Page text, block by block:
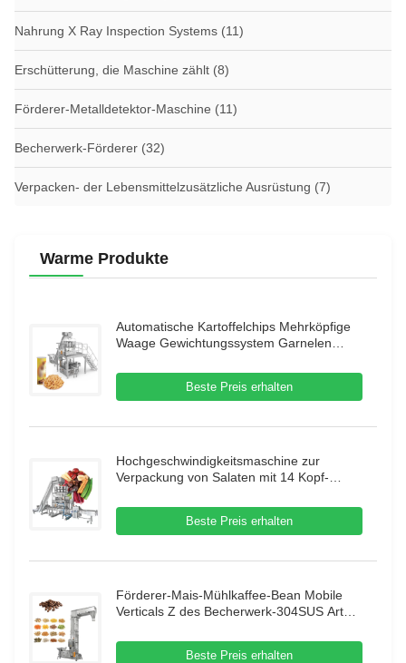
Nahrung X Ray Inspection Systems (11)
Erschütterung, die Maschine zählt (8)
Förderer-Metalldetektor-Maschine (11)
Becherwerk-Förderer (32)
Verpacken- der Lebensmittelzusätzliche Ausrüstung (7)
Warme Produkte
Automatische Kartoffelchips Mehrköpfige
Waage Gewichtungssystem Garnelen
Food Granule Verpackungsmaschine
Beste Preis erhalten
Hochgeschwindigkeitsmaschine zur
Verpackung von Salaten mit 14 Kopf-
von getrockneten Früchten
Beste Preis erhalten
Förderer-Mais-Mühlkaffee-Bean Mobile
Verticals Z des Becherwerk-304SUS Art
Beste Preis erhalten